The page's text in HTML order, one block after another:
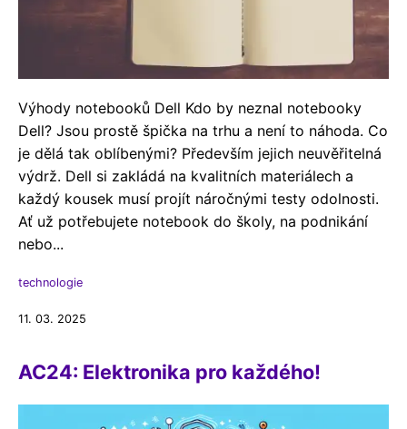
Výhody notebooků Dell Kdo by neznal notebooky
Dell? Jsou prostě špička na trhu a není to náhoda. Co
je dělá tak oblíbenými? Především jejich neuvěřitelná
výdrž. Dell si zakládá na kvalitních materiálech a
každý kousek musí projít náročnými testy odolnosti.
Ať už potřebujete notebook do školy, na podnikání
nebo...
technologie
11. 03. 2025
AC24: Elektronika pro každého!